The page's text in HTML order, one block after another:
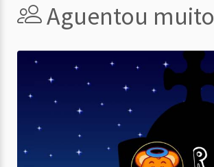
Aguentou muito